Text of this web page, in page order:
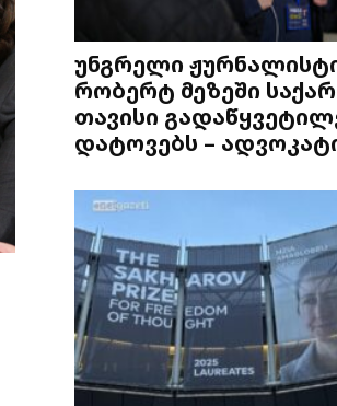
უნგრელი
რობერტ მეზეში
თავისი
დატოვებს –